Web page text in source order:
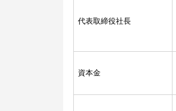
代表取締役社長
資本金